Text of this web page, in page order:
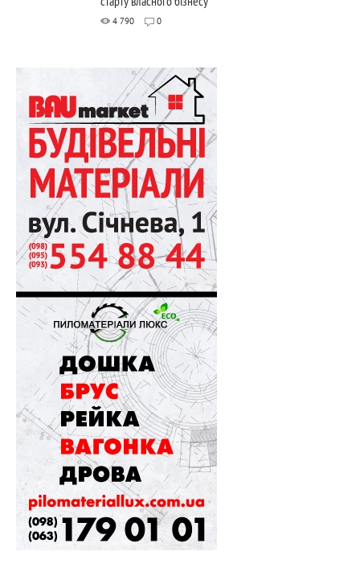
4 790 0